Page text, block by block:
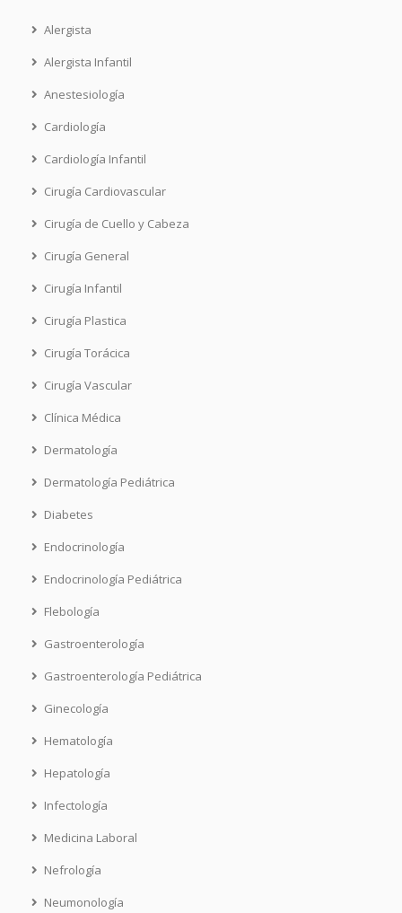
Alergista
Alergista Infantil
Anestesiología
Cardiología
Cardiología Infantil
Cirugía Cardiovascular
Cirugía de Cuello y Cabeza
Cirugía General
Cirugía Infantil
Cirugía Plastica
Cirugía Torácica
Cirugía Vascular
Clínica Médica
Dermatología
Dermatología Pediátrica
Diabetes
Endocrinología
Endocrinología Pediátrica
Flebología
Gastroenterología
Gastroenterología Pediátrica
Ginecología
Hematología
Hepatología
Infectología
Medicina Laboral
Nefrología
Neumonología